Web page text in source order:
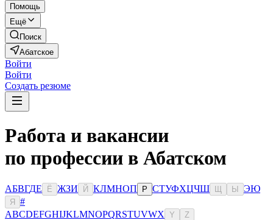
Помощь
Ещё
Поиск
Абатское
Войти
Войти
Создать резюме
Работа и вакансии
по профессии в Абатском
АБВГДЕ Ё ЖЗИ Й КЛМНОП Р СТУФХЦЧШ Ы ЭЮ
Я
#
ABCDEFGHIJKLMNOPQRSTUVWX Y Z